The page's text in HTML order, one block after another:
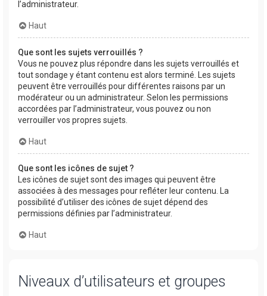
l’administrateur.
Haut
Que sont les sujets verrouillés ?
Vous ne pouvez plus répondre dans les sujets verrouillés et
tout sondage y étant contenu est alors terminé. Les sujets
peuvent être verrouillés pour différentes raisons par un
modérateur ou un administrateur. Selon les permissions
accordées par l’administrateur, vous pouvez ou non
verrouiller vos propres sujets.
Haut
Que sont les icônes de sujet ?
Les icônes de sujet sont des images qui peuvent être
associées à des messages pour refléter leur contenu. La
possibilité d’utiliser des icônes de sujet dépend des
permissions définies par l’administrateur.
Haut
Niveaux d’utilisateurs et groupes